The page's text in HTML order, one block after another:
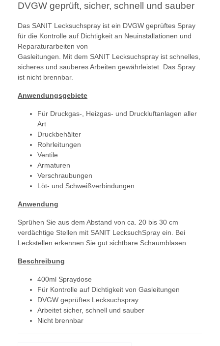
DVGW geprüft, sicher, schnell und sauber
Das SANIT Lecksuchspray ist ein DVGW geprüftes Spray
für die Kontrolle auf Dichtigkeit an Neuinstallationen und
Reparaturarbeiten von
Gasleitungen. Mit dem SANIT Lecksuchspray ist schnelles,
sicheres und sauberes Arbeiten gewährleistet. Das Spray
ist nicht brennbar.
Anwendungsgebiete
Für Druckgas-, Heizgas- und Druckluftanlagen aller
Art
Druckbehälter
Rohrleitungen
Ventile
Armaturen
Verschraubungen
Löt- und Schweißverbindungen
Anwendung
Sprühen Sie aus dem Abstand von ca. 20 bis 30 cm
verdächtige Stellen mit SANIT LecksuchSpray ein. Bei
Leckstellen erkennen Sie gut sichtbare Schaumblasen.
Beschreibung
400ml Spraydose
Für Kontrolle auf Dichtigkeit von Gasleitungen
DVGW geprüftes Lecksuchspray
Arbeitet sicher, schnell und sauber
Nicht brennbar